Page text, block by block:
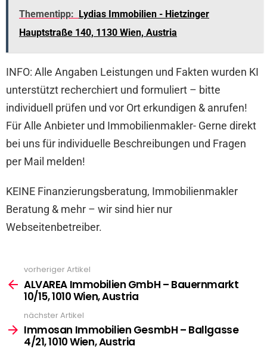
Thementipp: Lydias Immobilien - Hietzinger
Hauptstraße 140, 1130 Wien, Austria
INFO: Alle Angaben Leistungen und Fakten wurden KI
unterstützt recherchiert und formuliert – bitte
individuell prüfen und vor Ort erkundigen & anrufen!
Für Alle Anbieter und Immobilienmakler- Gerne direkt
bei uns für individuelle Beschreibungen und Fragen
per Mail melden!
KEINE Finanzierungsberatung, Immobilienmakler
Beratung & mehr – wir sind hier nur
Webseitenbetreiber.
more
vorheriger Artikel
ALVAREA Immobilien GmbH – Bauernmarkt
10/15, 1010 Wien, Austria
nächster Artikel
Immosan Immobilien GesmbH – Ballgasse
4/21, 1010 Wien, Austria